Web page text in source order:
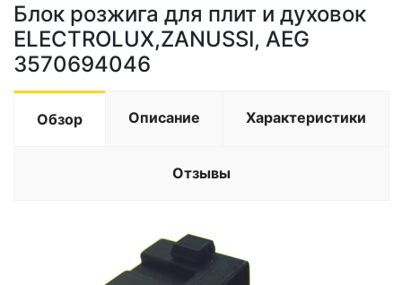
Блок розжига для плит и духовок
ELECTROLUX,ZANUSSI, AEG
3570694046
Обзор Описание Характеристики
Отзывы